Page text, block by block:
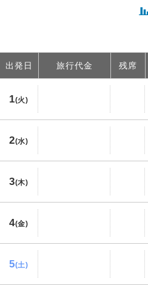
出発日 旅行代金 残席
1(火)
2(水)
3(木)
4(金)
5(土)